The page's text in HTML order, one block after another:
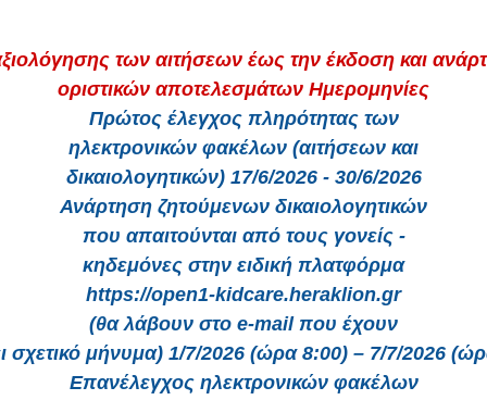
των αιτήσεων έως την έκδοση και
οριστικών αποτελεσμάτων Ημερομηνίες
Πρώτος έλεγχος πληρότητας των
ηλεκτρονικών φακέλων (αιτήσεων και
δικαιολογητικών) 17/6/2026 - 30/6/2026
Ανάρτηση ζητούμενων δικαιολογητικών
που απαιτούνται από τους γονείς -
κηδεμόνες στην ειδική πλατφόρμα
https://open1-kidcare.heraklion.gr
(θα λάβουν στο e-mail που έχουν
σχετικό μήνυμα) 1/7/2026 (ώρα 8:00) – 7/7/2026
Επανέλεγχος ηλεκτρονικών φακέλων